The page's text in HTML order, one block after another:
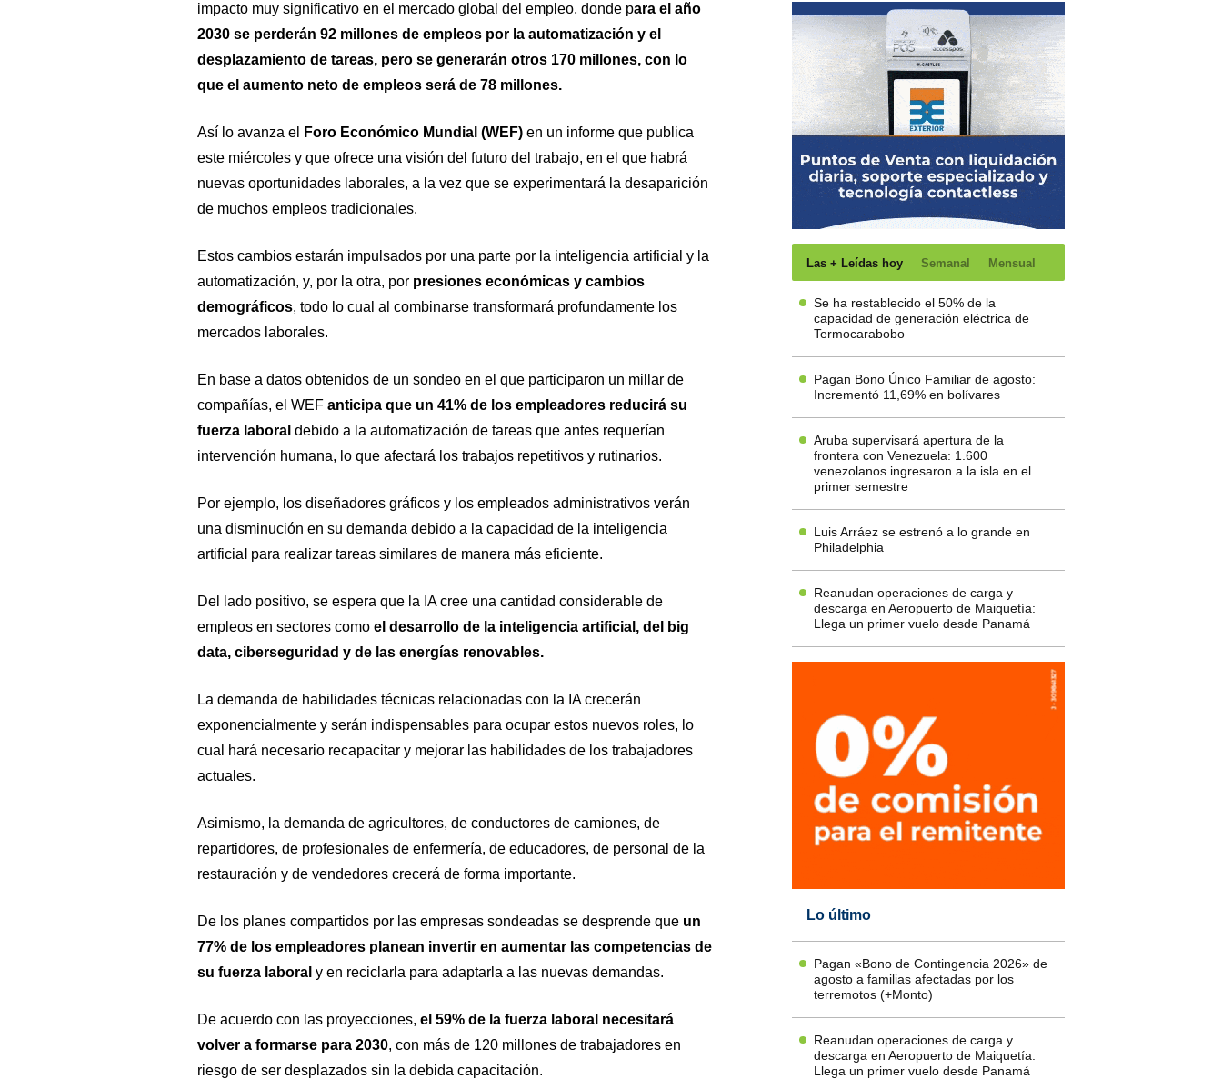
impacto muy significativo en el mercado global del empleo, donde para el año
2030 se perderán 92 millones de empleos por la automatización y el
desplazamiento de tareas, pero se generarán otros 170 millones, con lo
que el aumento neto de empleos será de 78 millones.
Así lo avanza el Foro Económico Mundial (WEF)en un informe que publica
este miércoles y que ofrece una visión del futuro del trabajo, en el que habrá
nuevas oportunidades laborales, a la vez que se experimentará la desaparición
de muchos empleos tradicionales.
Estos cambios estarán impulsados por una parte por la inteligencia artificial y la
automatización, y, por la otra, por presiones económicas y cambios
demográficos, todo lo cual al combinarse transformará profundamente los
mercados laborales.
En base a datos obtenidos de un sondeo en el que participaron un millar de
compañías, el WEF anticipa que un 41% de los empleadores reducirá su
fuerza laboral debido a la automatización de tareas que antes requerían
intervención humana, lo que afectará los trabajos repetitivos y rutinarios.
Por ejemplo, los diseñadores gráficos y los empleados administrativos verán
una disminución en su demanda debido a la capacidad de la inteligencia
artificia para realizar tareas similares de manera más eficiente.
Del lado positivo, se espera que la IA cree una cantidad considerable de
empleos en sectores comoel desarrollo de la inteligencia artificial, del big
data, ciberseguridad y de las energías renovables.
La demanda de habilidades técnicas relacionadas con la IA crecerán
exponencialmente y serán indispensables para ocupar estos nuevos roles, lo
cual hará necesario recapacitar y mejorar las habilidades de los trabajadores
actuales.
Asimismo, la demanda de agricultores, de conductores de camiones, de
repartidores, de profesionales de enfermería, de educadores, de personal de la
restauración y de vendedores crecerá de forma importante.
De los planes compartidos por las empresas sondeadas se desprende que un
77% de los empleadores planean invertir en aumentar las competencias de
su fuerza laboral y en reciclarla para adaptarla a las nuevas demandas.
De acuerdo con las proyecciones, el 59% de la fuerza laboral necesitará
volver a formarse para 2030, con más de 120 millones de trabajadores en
riesgo de ser desplazados sin la debida capacitación.
Las + Leídas hoy Semanal Mensual
Se ha restablecido el 50% de la
capacidad de generación eléctrica de
Termocarabobo
Pagan Bono Único Familiar de agosto:
Incrementó 11,69% en bolívares
Aruba supervisará apertura de la
frontera con Venezuela: 1.600
venezolanos ingresaron a la isla en el
primer semestre
Luis Arráez se estrenó a lo grande en
Philadelphia
Reanudan operaciones de carga y
descarga en Aeropuerto de Maiquetía:
Llega un primer vuelo desde Panamá
Lo último
Pagan «Bono de Contingencia 2026» de
agosto a familias afectadas por los
terremotos (+Monto)
Reanudan operaciones de carga y
descarga en Aeropuerto de Maiquetía:
Llega un primer vuelo desde Panamá